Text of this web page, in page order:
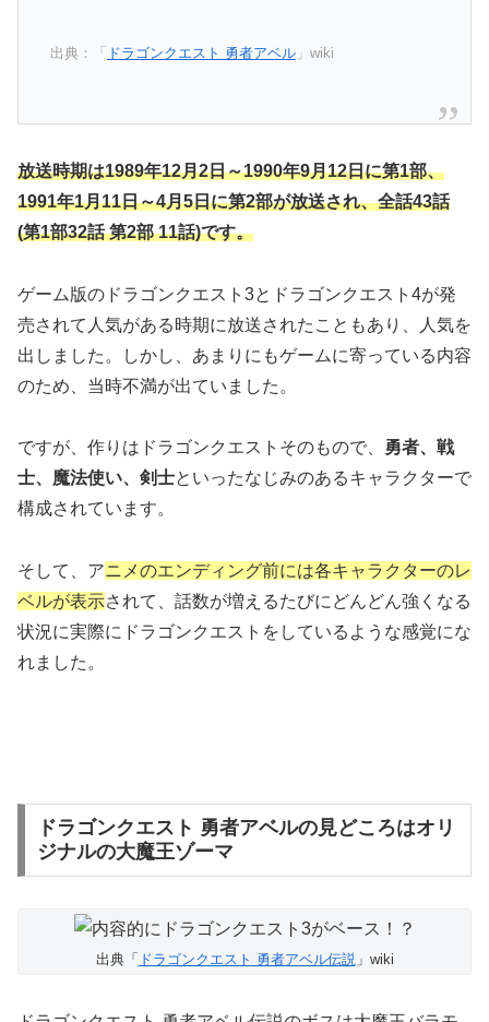
出典：「 ドラゴンクエスト 勇者アベル」wiki
放送時期は1989年12月2日～1990年9月12日に第1部、
1991年1月11日～4月5日に第2部が放送され、全話43話
(第1部32話 第2部 11話)です。
ゲーム版のドラゴンクエスト3とドラゴンクエスト4が発
売されて人気がある時期に放送されたこともあり、人気を
出しました。しかし、あまりにもゲームに寄っている内容
のため、当時不満が出ていました。
ですが、作りはドラゴンクエストそのもので、
勇者、戦
士、魔法使い、剣士といったなじみのあるキャラクターで
構成されています。
そして、アニメのエンディング前には各キャラクターのレ
ベルが表示されて、話数が増えるたびにどんどん強くなる
状況に実際にドラゴンクエストをしているような感覚にな
れました。
ドラゴンクエスト 勇者アベルの見どころはオリ
ジナルの大魔王ゾーマ
出典「 ドラゴンクエスト 勇者アベル伝説」wiki